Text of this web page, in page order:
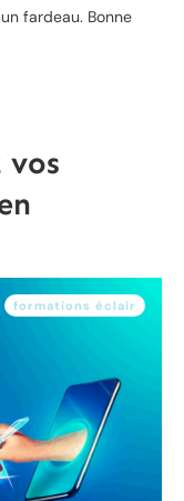
fardeau. Bonne
vos
formations éclair